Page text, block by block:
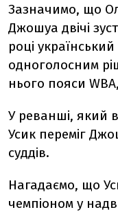
Зазначимо, що
Джошуа двічі
році
одноголосним
нього пояси
У реванші, який
Усик переміг
суддів.
Нагадаємо, що
чемпіоном у